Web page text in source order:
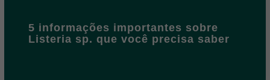
5 informações importantes sobre
Listeria sp. que você precisa saber